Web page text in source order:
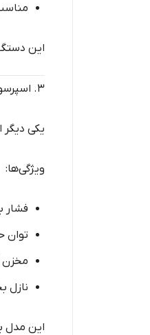
این
۳. اسپرسوساز گوسونیک مدل GEM-867
یکی دیگر
ویژگی‌ها:
فشار بخار
توان حدود
مخزن
نازل
این مدل